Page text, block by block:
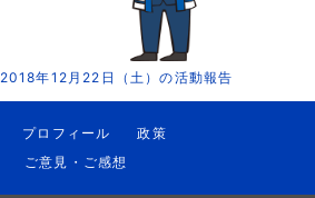
2018年12月22日（土）の活動報告
プロフィール
政策
ご意見・ご感想